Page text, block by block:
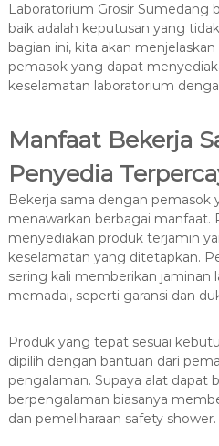
Laboratorium Grosir Sumedang
baik adalah keputusan yang
bagian ini, kita akan
pemasok yang dapat
keselamatan laboratorium
Manfaat Bekerja
Penyedia
Bekerja sama dengan pemasok
menawarkan berbagai manfaat.
menyediakan produk terjamin
keselamatan yang ditetapkan.
sering kali memberikan jaminan
memadai, seperti garansi dan
Produk yang tepat sesuai
dipilih dengan bantuan dari
pengalaman. Supaya alat dapat
berpengalaman biasanya
dan pemeliharaan safety shower.